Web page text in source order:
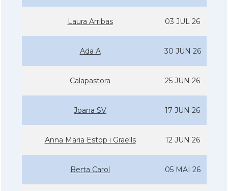
Laura Arribas 03 JUL 26
Ada A 30 JUN 26
Calapastora 25 JUN 26
Joana SV 17 JUN 26
Anna Maria Estop i Graells 12 JUN 26
Berta Carol 05 MAI 26